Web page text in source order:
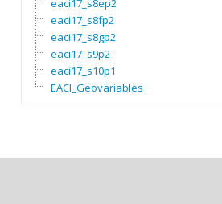
eaci17_s8ep2
eaci17_s8fp2
eaci17_s8gp2
eaci17_s9p2
eaci17_s10p1
EACI_Geovariables